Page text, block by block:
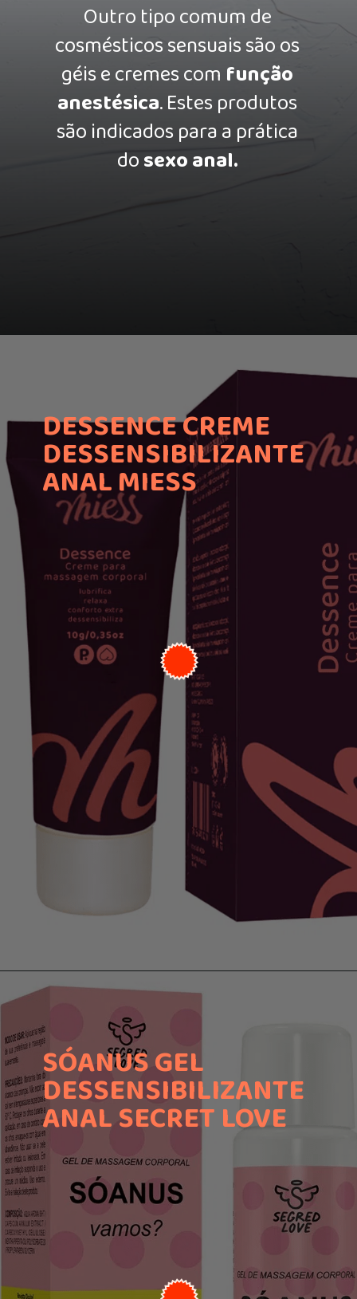
Outro tipo comum de
cosmésticos sensuais são os
géis e cremes com função
anestésica. Estes produtos
são indicados para a prática
dosexo anal.
DESSENCE CREME
DESSENSIBILIZANTE
ANAL MIESS
SÓANUS GEL
DESSENSIBILIZANTE
ANAL SECRET LOVE